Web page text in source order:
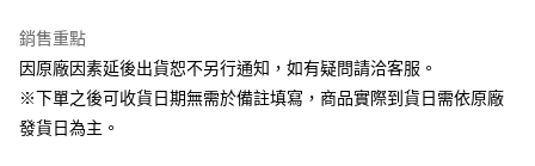
運送方式
預購-全家取貨付款(舊)
銷售重點
因原廠因素延後出貨恕不另行通知，如有疑問請洽客服。
※下單之後可收貨日期無需於備註填寫，商品實際到貨日需依原廠
發貨日為主。